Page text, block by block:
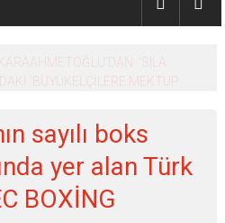
‘SILA
’BÜYÜKELÇİLERE MEKTUP
sayılı boks
yer alan Türk
BOXİNG